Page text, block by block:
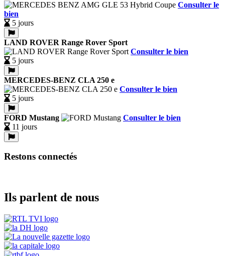
Consulter le
bien
5 jours
LAND ROVER Range Rover Sport
Consulter le bien
5 jours
MERCEDES-BENZ CLA 250 e
Consulter le bien
5 jours
FORD Mustang
Consulter le bien
11 jours
Restons connectés
Ils parlent de nous